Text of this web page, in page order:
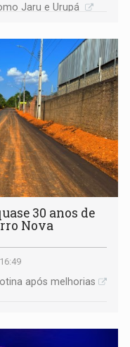
Jaru e Urupá
30 anos de
Nova
após melhorias